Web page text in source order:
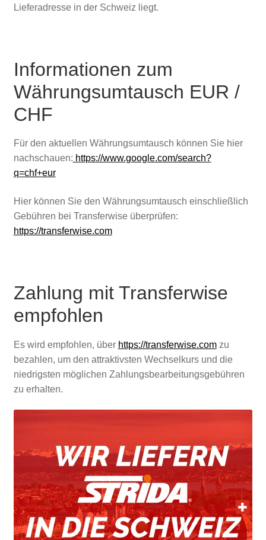
Lieferadresse in der Schweiz liegt.
Informationen zum
Währungsumtausch EUR /
CHF
Für den aktuellen Währungsumtausch können Sie hier
nachschauen: https://www.google.com/search?
q=chf+eur
Hier können Sie den Währungsumtausch einschließlich
Gebühren bei Transferwise überprüfen:
https://transferwise.com
Zahlung mit Transferwise
empfohlen
Es wird empfohlen, über https://transferwise.comzu
bezahlen, um den attraktivsten Wechselkurs und die
niedrigsten möglichen Zahlungsbearbeitungsgebühren
zu erhalten.